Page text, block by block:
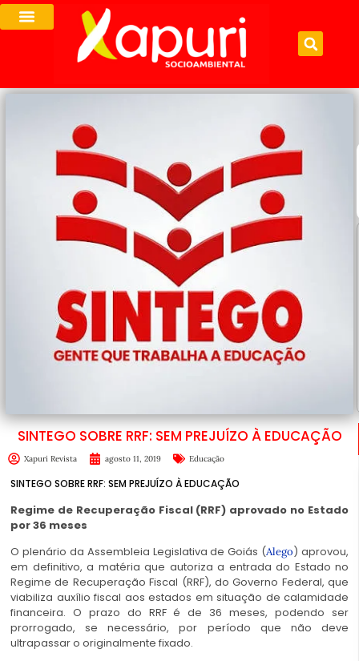
SINTEGO SOBRE RRF: SEM PREJUÍZO À EDUCAÇÃO
Xapuri Revista agosto 11, 2019 Educação
SINTEGO SOBRE RRF: SEM PREJUÍZO À EDUCAÇÃO
Regime de Recuperação Fiscal (RRF) aprovado no Estado
por 36 meses
O plenário da Assembleia Legislativa de Goiás (Alego) aprovou,
em definitivo, a matéria que autoriza a entrada do Estado no
Regime de Recuperação Fiscal (RRF), do Governo Federal, que
viabiliza auxílio fiscal aos estados em situação de calamidade
financeira. O prazo do RRF é de 36 meses, podendo ser
prorrogado, se necessário, por período que não deve
ultrapassar o originalmente fixado.